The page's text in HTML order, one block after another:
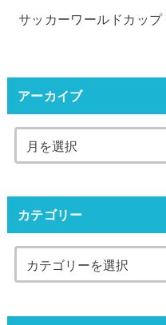
サッカーワールドカッ
アーカイブ
カテゴリー